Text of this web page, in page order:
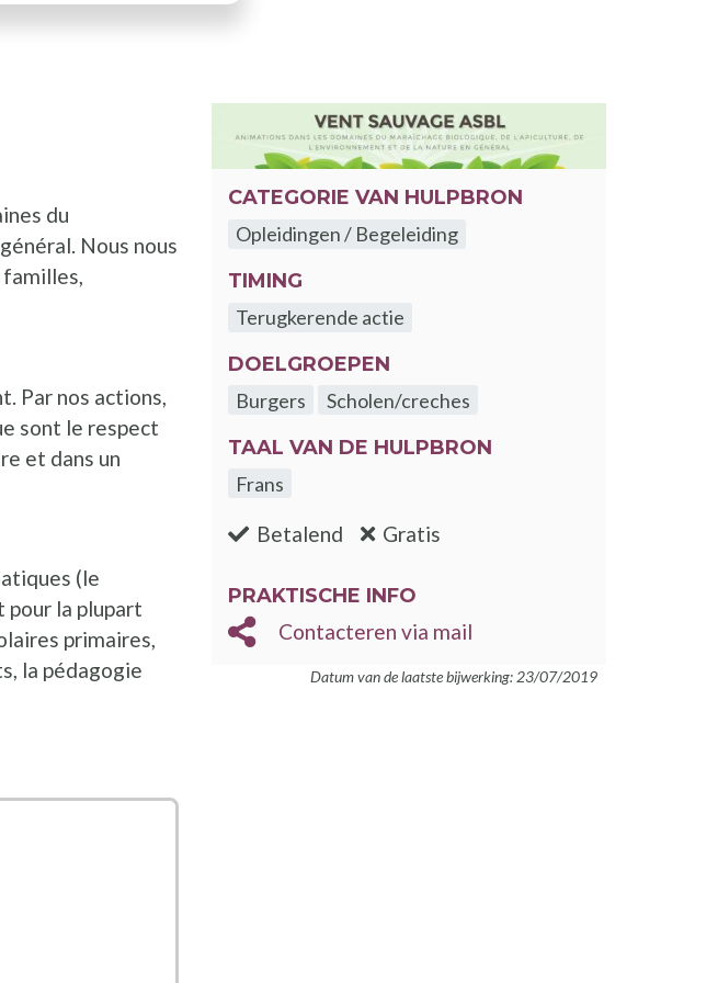
du
Nous nous
familles,
Par nos actions,
sont le respect
et dans un
(le
pour la plupart
primaires,
la pédagogie
CATEGORIE VAN HULPBRON
Opleidingen / Begeleiding
TIMING
Terugkerende actie
DOELGROEPEN
Burgers
Scholen/creches
TAAL VAN DE HULPBRON
Frans
Betalend :nee Gratis
PRAKTISCHE INFO
Contacteren via mail
Datum van de laatste bijwerking: 23/07/2019